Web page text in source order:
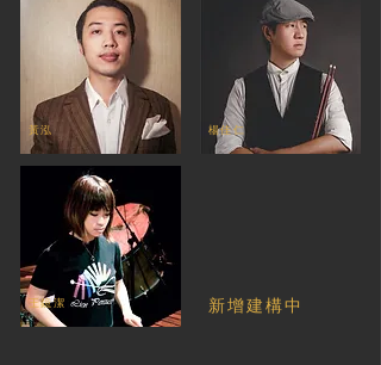
​黃泓
王鐿潔
楊佳仁
​新增建構中